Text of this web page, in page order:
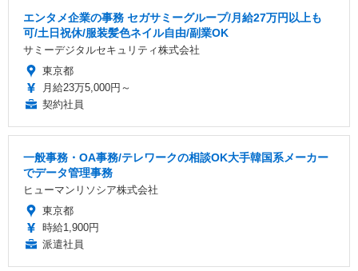
エンタメ企業の事務 セガサミーグループ/月給27万円以上も
可/土日祝休/服装髪色ネイル自由/副業OK
サミーデジタルセキュリティ株式会社
東京都
月給23万5,000円～
契約社員
一般事務・OA事務/テレワークの相談OK大手韓国系メーカー
でデータ管理事務
ヒューマンリソシア株式会社
東京都
時給1,900円
派遣社員